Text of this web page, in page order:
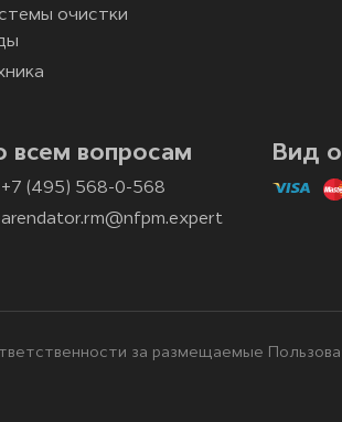
очистки
всем вопросам
+7 (495) 568-0-568
arendator.rm@nfpm.expert
Вид
за размещаемые